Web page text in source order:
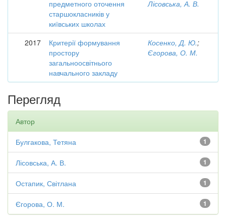
предметного оточення
старшокласників у
київських школах
Лісовська, А. В.
2017
Критерії формування
простору
загальноосвітнього
навчального закладу
Косенко, Д. Ю.;
Єгорова, О. М.
Перегляд
Автор
1
Булгакова, Тетяна
1
Лісовська, А. В.
1
Остапик, Світлана
1
Єгорова, О. М.